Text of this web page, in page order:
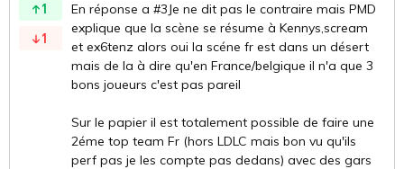
1
1
En réponse a #3Je ne dit pas le contraire mais PMD
explique que la scène se résume à Kennys,scream
et ex6tenz alors oui la scéne fr est dans un désert
mais de la à dire qu'en France/belgique il n'a que 3
bons joueurs c'est pas pareil
Sur le papier il est totalement possible de faire une
2éme top team Fr (hors LDLC mais bon vu qu'ils
perf pas je les compte pas dedans) avec des gars